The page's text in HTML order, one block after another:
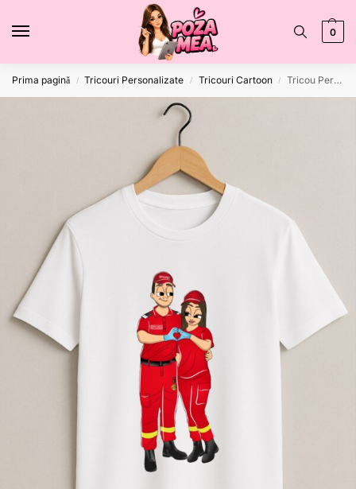
0
Prima pagină / Tricouri Personalizate / Tricouri Cartoon / Tricou Personalizat Cartoon V14